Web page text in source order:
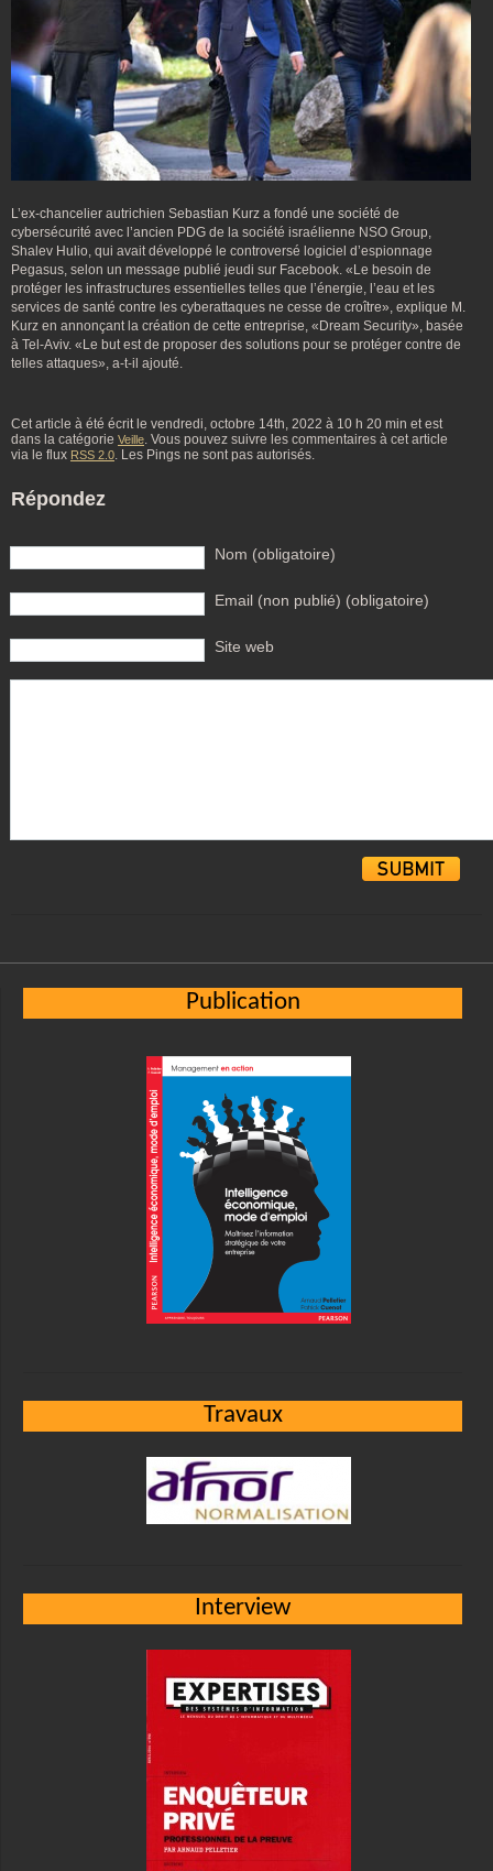
L’ex-chancelier autrichien Sebastian Kurz a fondé une société de
cybersécurité avec l’ancien PDG de la société israélienne NSO Group,
Shalev Hulio, qui avait développé le controversé logiciel d’espionnage
Pegasus, selon un message publié jeudi sur Facebook. «Le besoin de
protéger les infrastructures essentielles telles que l’énergie, l’eau et les
services de santé contre les cyberattaques ne cesse de croître», explique M.
Kurz en annonçant la création de cette entreprise, «Dream Security», basée
à Tel-Aviv. «Le but est de proposer des solutions pour se protéger contre de
telles attaques», a-t-il ajouté.
Cet article à été écrit le vendredi, octobre 14th, 2022 à 10 h 20 min et est
dans la catégorie Veille. Vous pouvez suivre les commentaires à cet article
via le flux RSS 2.0. Les Pings ne sont pas autorisés.
Répondez
Nom (obligatoire)
Email (non publié) (obligatoire)
Site web
Publication
Travaux
Interview